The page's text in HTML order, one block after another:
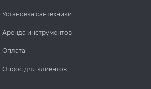
Установка сантехники
Аренда инструментов
Оплата
Опрос для клиентов